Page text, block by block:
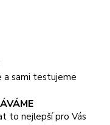
a sami testujeme
to nejlepší pro Vás